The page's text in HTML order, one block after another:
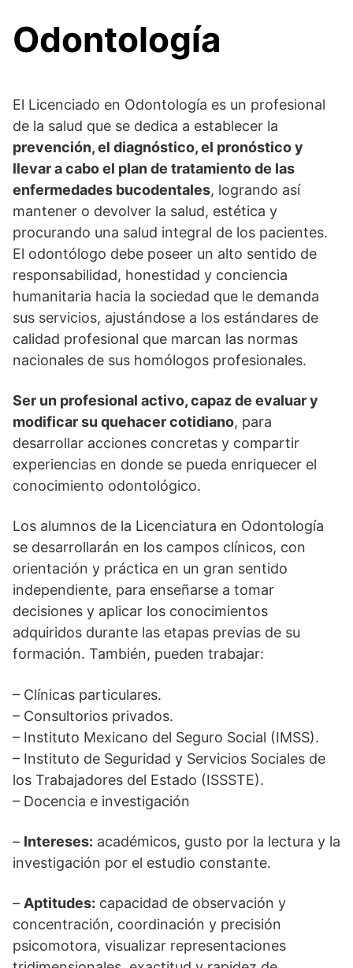
Odontología
El Licenciado en Odontología es un profesional
de la salud que se dedica a establecer la
prevención, el diagnóstico, el pronóstico y
llevar a cabo el plan de tratamiento de las
enfermedades bucodentales, logrando así
mantener o devolver la salud, estética y
procurando una salud integral de los pacientes.
El odontólogo debe poseer un alto sentido de
responsabilidad, honestidad y conciencia
humanitaria hacia la sociedad que le demanda
sus servicios, ajustándose a los estándares de
calidad profesional que marcan las normas
nacionales de sus homólogos profesionales.
Ser un profesional activo, capaz de evaluar y
modificar su quehacer cotidiano, para
desarrollar acciones concretas y compartir
experiencias en donde se pueda enriquecer el
conocimiento odontológico.
Los alumnos de la Licenciatura en Odontología
se desarrollarán en los campos clínicos, con
orientación y práctica en un gran sentido
independiente, para enseñarse a tomar
decisiones y aplicar los conocimientos
adquiridos durante las etapas previas de su
formación. También, pueden trabajar:
– Clínicas particulares.
– Consultorios privados.
– Instituto Mexicano del Seguro Social (IMSS).
– Instituto de Seguridad y Servicios Sociales de
los Trabajadores del Estado (ISSSTE).
– Docencia e investigación
– Intereses: académicos, gusto por la lectura y la
investigación por el estudio constante.
– Aptitudes: capacidad de observación y
concentración, coordinación y precisión
psicomotora, visualizar representaciones